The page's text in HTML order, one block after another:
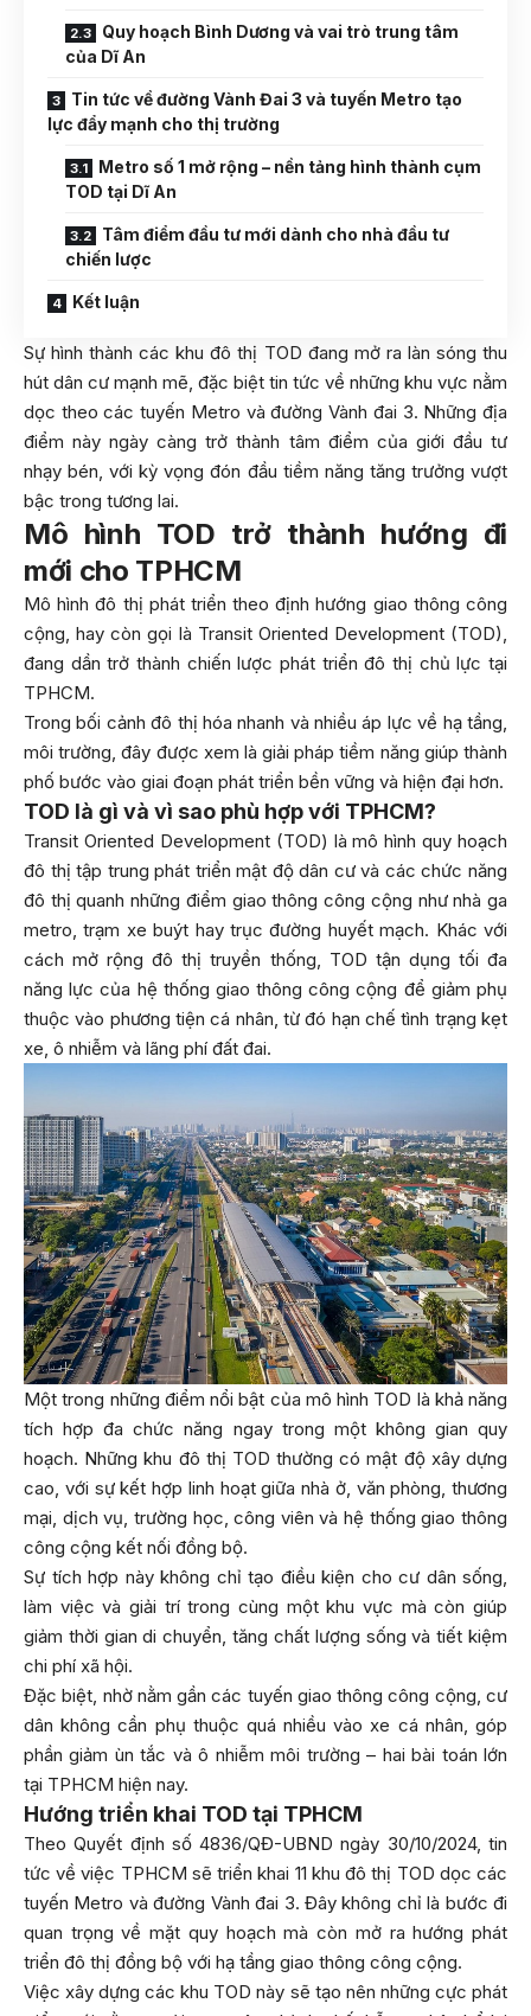
Quy hoạch Bình Dương và vai trò trung tâm
của Dĩ An
Tin tức về đường Vành Đai 3 và tuyến Metro tạo
lực đẩy mạnh cho thị trường
Metro số 1 mở rộng – nền tảng hình thành cụm
TOD tại Dĩ An
Tâm điểm đầu tư mới dành cho nhà đầu tư
chiến lược
Kết luận
Sự hình thành các khu đô thị TOD đang mở ra làn sóng thu
hút dân cư mạnh mẽ, đặc biệt tin tức về những khu vực nằm
dọc theo các tuyến Metro và đường Vành đai 3. Những địa
điểm này ngày càng trở thành tâm điểm của giới đầu tư
nhạy bén, với kỳ vọng đón đầu tiềm năng tăng trưởng vượt
bậc trong tương lai.
Mô hình TOD trở thành hướng đi
mới cho TPHCM
Mô hình đô thị phát triển theo định hướng giao thông công
cộng, hay còn gọi là Transit Oriented Development (TOD),
đang dần trở thành chiến lược phát triển đô thị chủ lực tại
TPHCM.
Trong bối cảnh đô thị hóa nhanh và nhiều áp lực về hạ tầng,
môi trường, đây được xem là giải pháp tiềm năng giúp thành
phố bước vào giai đoạn phát triển bền vững và hiện đại hơn.
TOD là gì và vì sao phù hợp với TPHCM?
Transit Oriented Development (TOD) là mô hình quy hoạch
đô thị tập trung phát triển mật độ dân cư và các chức năng
đô thị quanh những điểm giao thông công cộng như nhà ga
metro, trạm xe buýt hay trục đường huyết mạch. Khác với
cách mở rộng đô thị truyền thống, TOD tận dụng tối đa
năng lực của hệ thống giao thông công cộng để giảm phụ
thuộc vào phương tiện cá nhân, từ đó hạn chế tình trạng kẹt
xe, ô nhiễm và lãng phí đất đai.
Một trong những điểm nổi bật của mô hình TOD là khả năng
tích hợp đa chức năng ngay trong một không gian quy
hoạch. Những khu đô thị TOD thường có mật độ xây dựng
cao, với sự kết hợp linh hoạt giữa nhà ở, văn phòng, thương
mại, dịch vụ, trường học, công viên và hệ thống giao thông
công cộng kết nối đồng bộ.
Sự tích hợp này không chỉ tạo điều kiện cho cư dân sống,
làm việc và giải trí trong cùng một khu vực mà còn giúp
giảm thời gian di chuyển, tăng chất lượng sống và tiết kiệm
chi phí xã hội.
Đặc biệt, nhờ nằm gần các tuyến giao thông công cộng, cư
dân không cần phụ thuộc quá nhiều vào xe cá nhân, góp
phần giảm ùn tắc và ô nhiễm môi trường – hai bài toán lớn
tại TPHCM hiện nay.
Hướng triển khai TOD tại TPHCM
Theo Quyết định số 4836/QĐ-UBND ngày 30/10/2024, tin
tức về việc TPHCM sẽ triển khai 11 khu đô thị TOD dọc các
tuyến Metro và đường Vành đai 3. Đây không chỉ là bước đi
quan trọng về mặt quy hoạch mà còn mở ra hướng phát
triển đô thị đồng bộ với hạ tầng giao thông công cộng.
Việc xây dựng các khu TOD này sẽ tạo nên những cực phát